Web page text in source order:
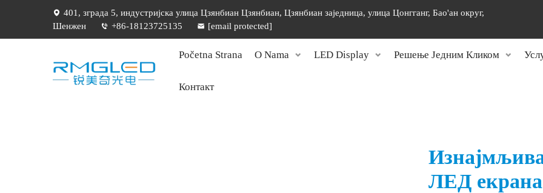
401, зграда 5, индустријска улица Цзянбиан Цзянбиан, Цзянбиан заједница, улица Цонгганг, Бао'ан округ,
Шенжен
+86-18123725135 [email protected]
Početna Strana O Nama LED Display Решење Једним Кликом
Контакт
ЛЕД екрана